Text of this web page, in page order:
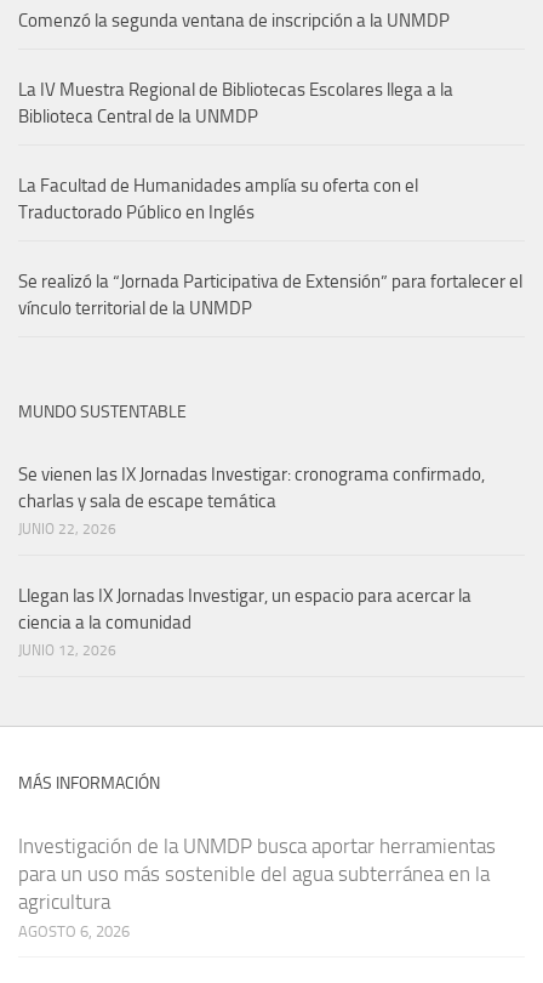
Comenzó la segunda ventana de inscripción a la UNMDP
La IV Muestra Regional de Bibliotecas Escolares llega a la
Biblioteca Central de la UNMDP
La Facultad de Humanidades amplía su oferta con el
Traductorado Público en Inglés
Se realizó la “Jornada Participativa de Extensión” para fortalecer el
vínculo territorial de la UNMDP
MUNDO SUSTENTABLE
Se vienen las IX Jornadas Investigar: cronograma confirmado,
charlas y sala de escape temática
JUNIO 22, 2026
Llegan las IX Jornadas Investigar, un espacio para acercar la
ciencia a la comunidad
JUNIO 12, 2026
MÁS INFORMACIÓN
Investigación de la UNMDP busca aportar herramientas
para un uso más sostenible del agua subterránea en la
agricultura
AGOSTO 6, 2026